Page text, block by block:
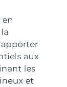
en
aux
les
et